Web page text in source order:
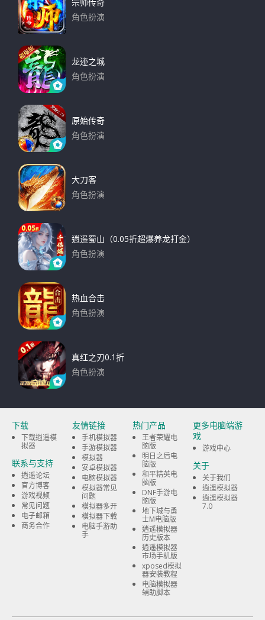
角色扮演
龙迹之城
角色扮演
原始传奇
角色扮演
大刀客
角色扮演
逍遥蜀山（0.05折超爆养龙打金）
角色扮演
热血合击
角色扮演
真红之刃0.1折
角色扮演
下载
下载逍遥模
拟器
联系与支持
逍遥论坛
官方博客
游戏视频
常见问题
电子邮箱
商务合作
友情链接
手机模拟器
手游模拟器
模拟器
安卓模拟器
电脑模拟器
模拟器常见
问题
模拟器多开
模拟器下载
电脑手游助
手
热门产品
王者荣耀电
脑版
明日之后电
脑版
和平精英电
脑版
DNF手游电
脑版
地下城与勇
士M电脑版
逍遥模拟器
历史版本
逍遥模拟器
市场手机版
xposed模拟
器安装教程
电脑模拟器
辅助脚本
更多电脑端游
戏
游戏中心
关于
关于我们
逍遥模拟器
逍遥模拟器
7.0